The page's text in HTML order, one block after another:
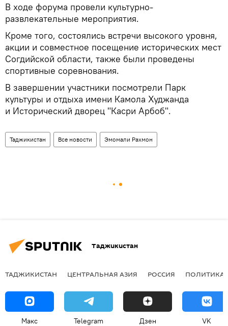
В ходе форума провели культурно-
развлекательные мероприятия.
Кроме того, состоялись встречи высокого уровня,
акции и совместное посещение исторических мест
Согдийской области, также были проведены
спортивные соревнования.
В завершении участники посмотрели Парк
культуры и отдыха имени Камола Худжанда
и Исторический дворец "Касри Арбоб".
Таджикистан Все новости Эмомали Рахмон
Таджикистан
ТАДЖИКИСТАН ЦЕНТРАЛЬНАЯ АЗИЯ РОССИЯ ПОЛИТИКА
Макс Telegram Дзен VK